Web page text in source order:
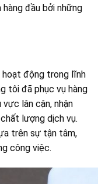
đầu bởi những
hoạt động trong lĩnh
tôi đã phục vụ hàng
vực lân cận, nhận
lượng dịch vụ.
trên sự tận tâm,
công việc.